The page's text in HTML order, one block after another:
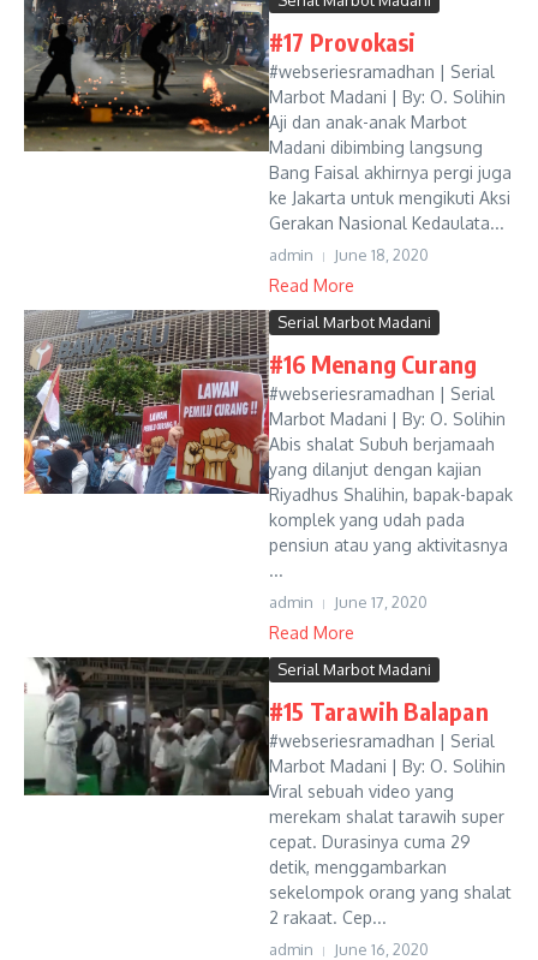
#17 Provokasi
#webseriesramadhan | Serial
Marbot Madani | By: O. Solihin
Aji dan anak-anak Marbot
Madani dibimbing langsung
Bang Faisal akhirnya pergi juga
ke Jakarta untuk mengikuti Aksi
Gerakan Nasional Kedaulata...
admin June 18, 2020
Read More
Serial Marbot Madani
#16 Menang Curang
#webseriesramadhan | Serial
Marbot Madani | By: O. Solihin
Abis shalat Subuh berjamaah
yang dilanjut dengan kajian
Riyadhus Shalihin, bapak-bapak
komplek yang udah pada
pensiun atau yang aktivitasnya
...
admin June 17, 2020
Read More
Serial Marbot Madani
#15 Tarawih Balapan
#webseriesramadhan | Serial
Marbot Madani | By: O. Solihin
Viral sebuah video yang
merekam shalat tarawih super
cepat. Durasinya cuma 29
detik, menggambarkan
sekelompok orang yang shalat
2 rakaat. Cep...
admin June 16, 2020